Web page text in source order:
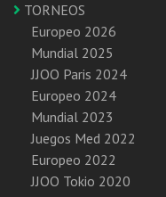
TORNEOS
Europeo 2026
Mundial 2025
JJOO Paris 2024
Europeo 2024
Mundial 2023
Juegos Med 2022
Europeo 2022
JJOO Tokio 2020